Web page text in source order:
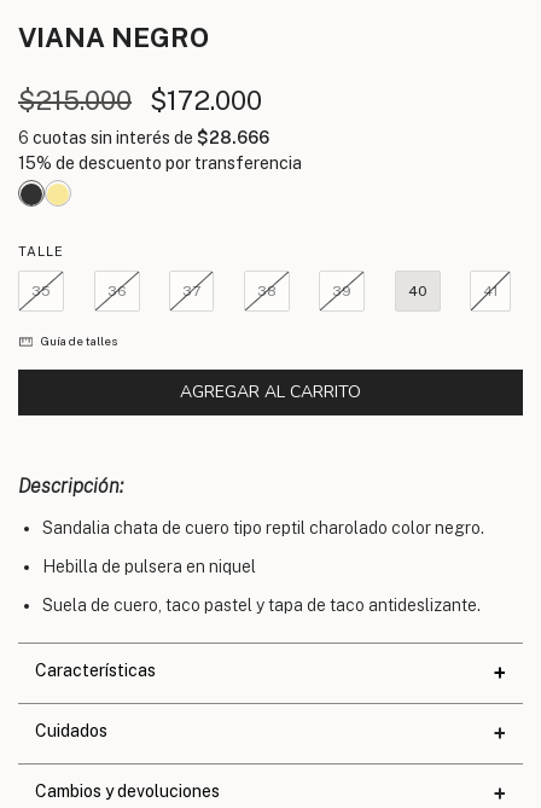
VIANA
NEGRO
$215.000
$172.000
6 cuotas sin interés de $28.666
TALLE
35 36 37 38 39 40 41
Guía de talles
Descripción:
Sandalia chata de cuero tipo reptil charolado color negro.
Hebilla de pulsera en niquel
Suela de cuero, taco pastel y tapa de taco antideslizante.
Características
Cuero
Altura de taco
2,4 cm.
Cuidados
Cambios y devoluciones